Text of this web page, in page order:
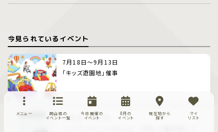
今見られているイベント
7月18日～9月13日
「キッズ遊園地」催事
8月8日～8月9日
メニュー
岡山県の
イベント一覧
今日開催の
イベント
8月の
イベント
現在地から
探す
マイ
リスト